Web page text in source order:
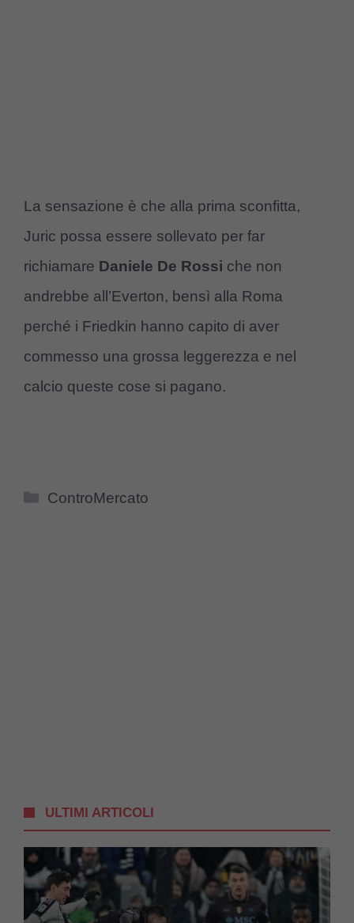
La sensazione è che alla prima sconfitta,
Juric possa essere sollevato per far
richiamare Daniele De Rossi che non
andrebbe all’Everton, bensì alla Roma
perché i Friedkin hanno capito di aver
commesso una grossa leggerezza e nel
calcio queste cose si pagano.
Categorie
ControMercato
ULTIMI ARTICOLI